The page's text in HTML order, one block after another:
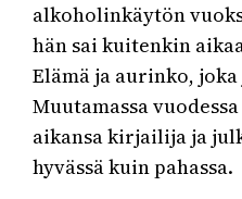
alkoholinkäytön
hän sai kuitenkin
Elämä ja aurinko,
Muutamassa
aikansa kirjailija ja
hyvässä kuin pahassa.